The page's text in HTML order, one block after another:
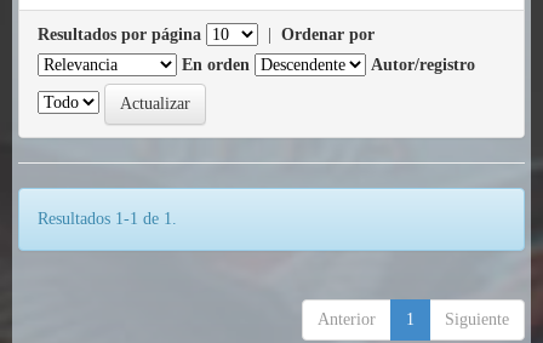
Resultados por página
Ordenar por
En orden
Autor/registro
Resultados 1-1 de 1.
Anterior 1 Siguiente